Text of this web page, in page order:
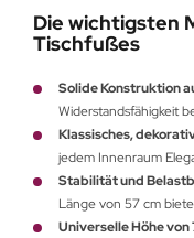
Die wichtigsten
Tischfußes
Solide Konstruktion
Widerstandsfähigkeit
Klassisches,
jedem Innenraum
Stabilität und
Länge von 57 cm
Universelle Höhe von